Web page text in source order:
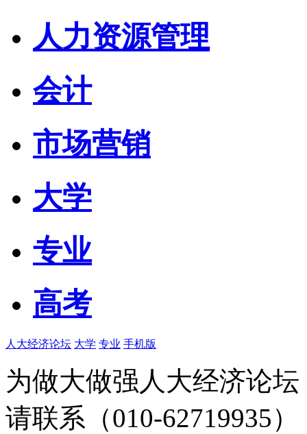
人力资源管理
会计
市场营销
大学
专业
高考
人大经济论坛 大学 专业 手机版
为做大做强人大经济论
请联系（010-62719935）